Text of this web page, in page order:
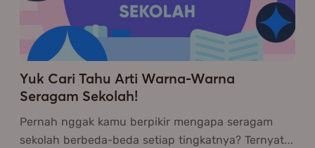
Yuk Cari Tahu Arti Warna-Warna
Seragam Sekolah!
Pernah nggak kamu berpikir mengapa seragam
sekolah berbeda-beda setiap tingkatnya? Ternyat…